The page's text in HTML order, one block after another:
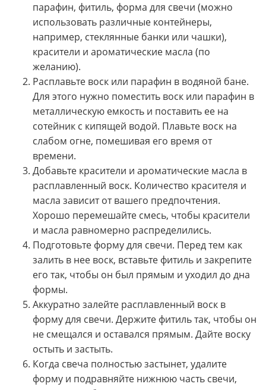
парафин, фитиль, форма для свечи (можно
использовать различные контейнеры,
например, стеклянные банки или чашки),
красители и ароматические масла (по
желанию).
Расплавьте воск или парафин в водяной бане.
Для этого нужно поместить воск или парафин в
металлическую емкость и поставить ее на
сотейник с кипящей водой. Плавьте воск на
слабом огне, помешивая его время от
времени.
Добавьте красители и ароматические масла в
расплавленный воск. Количество красителя и
масла зависит от вашего предпочтения.
Хорошо перемешайте смесь, чтобы красители
и масла равномерно распределились.
Подготовьте форму для свечи. Перед тем как
залить в нее воск, вставьте фитиль и закрепите
его так, чтобы он был прямым и уходил до дна
формы.
Аккуратно залейте расплавленный воск в
форму для свечи. Держите фитиль так, чтобы он
не смещался и оставался прямым. Дайте воску
остыть и застыть.
Когда свеча полностью застынет, удалите
форму и подравняйте нижнюю часть свечи,